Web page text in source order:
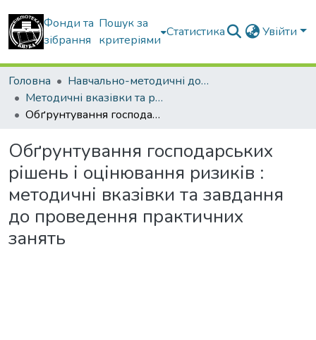
Фонди та
зібрання
Пошук за
критеріями
Статистика Увійти
Головна
Навчально-методичні документи
Методичні вказівки та рекомендації
Обґрунтування господарських рішень і оцінювання ризиків : методичні вказівки та завдання до проведення практичних занять
Обґрунтування господарських
рішень і оцінювання ризиків :
методичні вказівки та завдання
до проведення практичних
занять